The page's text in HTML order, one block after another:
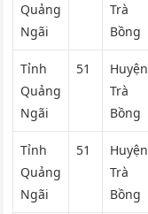
Quảng
Ngãi
Trà
Bồng
Tỉnh
Quảng
Ngãi
51
Huyện
Trà
Bồng
Tỉnh
Quảng
Ngãi
51
Huyện
Trà
Bồng